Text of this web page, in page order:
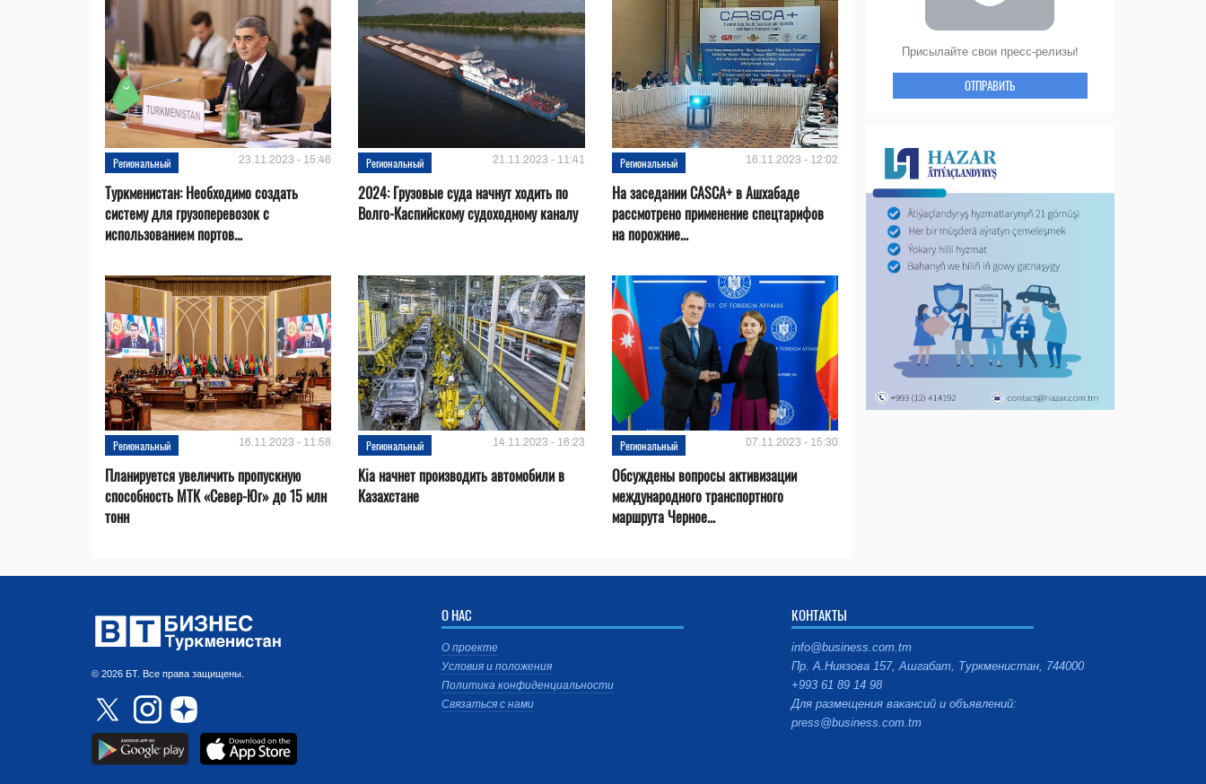
Региональный 23.11.2023 - 15:46
Туркменистан: Необходимо создать
систему для грузоперевозок с
использованием портов...
Региональный 21.11.2023 - 11:41
2024: Грузовые суда начнут ходить по
Волго-Каспийскому судоходному каналу
Региональный 16.11.2023 - 12:02
На заседании CASCA+ в Ашхабаде
рассмотрено применение спецтарифов
на порожние...
Региональный 16.11.2023 - 11:58
Планируется увеличить пропускную
способность МТК «Север-Юг» до 15 млн
тонн
Региональный 14.11.2023 - 16:23
Kia начнет производить автомобили в
Казахстане
Региональный 07.11.2023 - 15:30
Обсуждены вопросы активизации
международного транспортного
маршрута Черное...
Присылайте свои пресс-релизы!
ОТПРАВИТЬ
© 2026 БТ. Все права защищены.
О НАС
О проекте
Условия и положения
Политика конфиденциальности
Связаться с нами
КОНТАКТЫ
info@business.com.tm
Пр. А.Ниязова 157, Ашгабат, Туркменистан, 744000
+993 61 89 14 98
Для размещения вакансий и объявлений:
press@business.com.tm